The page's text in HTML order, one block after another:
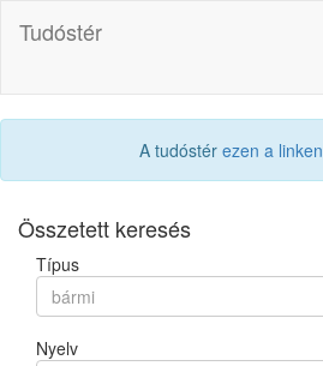
Tudóstér
A tudóstér ezen a linken
Összetett keresés
Típus
bármi
Nyelv